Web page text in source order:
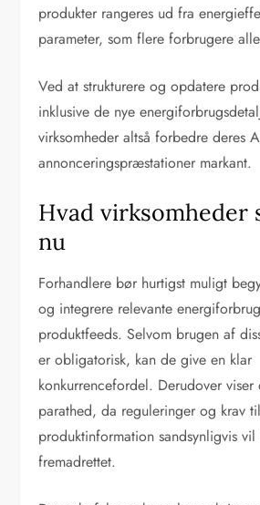
produkter rangeres ud fra
parameter, som flere forbrugere
Ved at strukturere og opdatere
inklusive de nye
virksomheder altså forbedre deres
annonceringspræstationer markant.
Hvad virksomheder
nu
Forhandlere bør hurtigst muligt
og integrere relevante
produktfeeds. Selvom brugen af
er obligatorisk, kan de give en klar
konkurrencefordel. Derudover
parathed, da reguleringer og krav til
produktinformation sandsynligvis
fremadrettet.